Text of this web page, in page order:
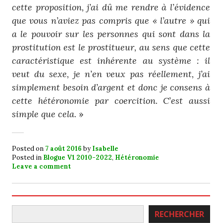
cette proposition, j’ai dû me rendre à l’évidence
que vous n’aviez pas compris que « l’autre » qui
a le pouvoir sur les personnes qui sont dans la
prostitution est le prostitueur, au sens que cette
caractéristique est inhérente au système : il
veut du sexe, je n’en veux pas réellement, j’ai
simplement besoin d’argent et donc je consens à
cette hétéronomie par coercition. C’est aussi
simple que cela. »
Posted on 7 août 2016 byIsabelle
Posted in Blogue V1 2010-2022, Hétéronomie
Leave a comment
Rechercher RECHERCHER